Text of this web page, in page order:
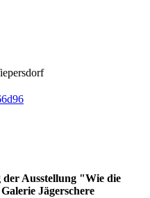
Ausstellung "Wie die
Jägerschere